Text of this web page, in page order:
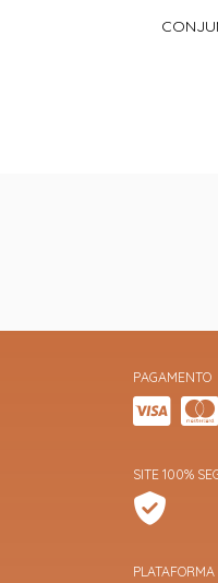
PAGAMENTO
SITE 100%